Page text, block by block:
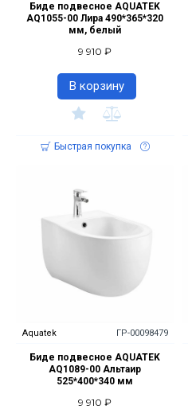
Биде подвесное AQUATEK
AQ1055-00 Лира 490*365*320
мм, белый
9 910 ₽
В корзину
Быстрая покупка
Aquatek ГР-00098479
Биде подвесное AQUATEK
AQ1089-00 Альтаир
525*400*340 мм
9 910 ₽